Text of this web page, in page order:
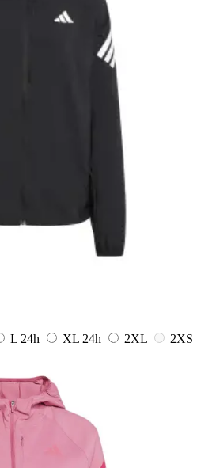
L 24h XL 24h 2XL
2XS